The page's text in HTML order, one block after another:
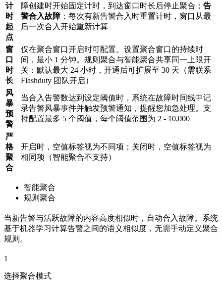
计
时
起
点
障创建时开始固定计时，到达窗口时长后停止聚合； 告
警合入故障：每次有新告警合入时重置计时，窗口从最
后一次合入开始重新计算
窗
口
时
长
仅在聚合窗口开启时可配置。设置聚合窗口的持续时
间，最小 1 分钟。规则聚合与智能聚合共享同一上限开
关：默认最大 24 小时，开通后可扩展至 30 天（需联系
Flashduty 团队开启）
风
暴
预
警
当合入告警数达到设定阈值时，系统在故障时间线中记
录告警风暴事件并触发预警通知，提醒您加急处理。支
持配置最多 5 个阈值，每个阈值范围为 2 - 10,000
严
格
聚
合
开启时，空值标签视为不同项；关闭时，空值标签视为
相同项（智能聚合不支持）
智能聚合
规则聚合
当新告警与活跃故障的内容高度相似时，自动合入故障。系统
基于机器学习计算告警之间的语义相似度，无需手动定义聚合
规则。
1
选择聚合模式